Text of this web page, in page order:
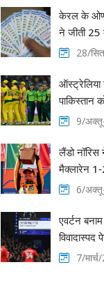
केरल के
ने जीती 25
28/
पाकिस्तान
9/
लैंडो
मैक्लारेन
6/
एवर्टन
नाटकीय ड्रा
7/